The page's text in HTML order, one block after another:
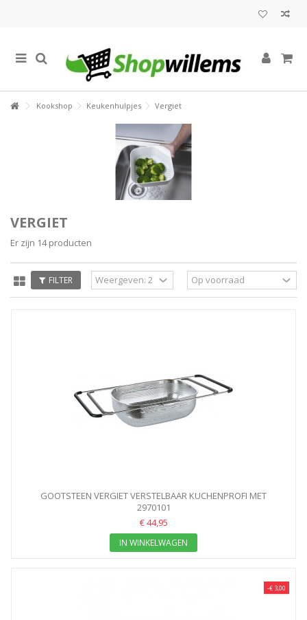
Kookshop Keukenhulpjes Vergiet
VERGIET
Er zijn 14 producten
FILTER
GOOTSTEEN VERGIET VERSTELBAAR KUCHENPROFI MET
FLEXIBELE...
2970101
€ 44,95
IN WINKELWAGEN
-€ 3,00